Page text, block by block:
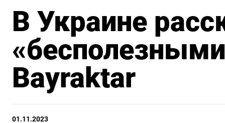
В Украине
Bayraktar
01.11.2023